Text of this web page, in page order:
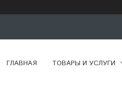
ГЛАВНАЯ ТОВАРЫ И УСЛУГИ